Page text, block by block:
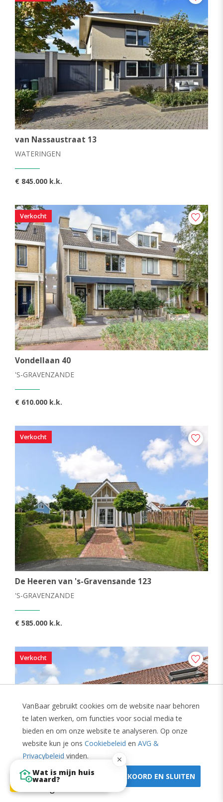
VanBaar gebruikt cookies om de website naar behoren
te laten werken, om functies voor social media te
bieden en om onze website te analyseren. Op onze
website kun je ons Cookiebeleid en AVG &
Privacybeleid vinden.
AKKOORD EN SLUITEN
van Nassaustraat 13
WATERINGEN
€ 845.000 k.k.
Verkocht
Vondellaan 40
'S-GRAVENZANDE
€ 610.000 k.k.
Verkocht
De Heeren van 's-Gravensande 123
'S-GRAVENZANDE
€ 585.000 k.k.
Verkocht
Wat is mijn huis
waard?
Verkoopdocumentatie